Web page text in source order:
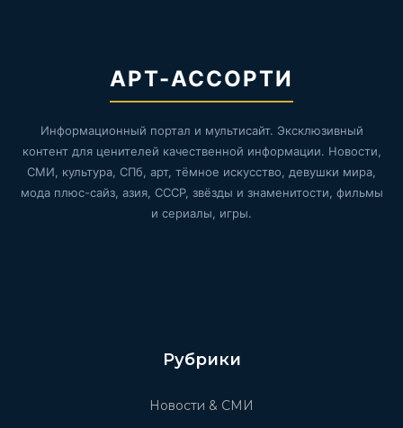
АРТ-АССОРТИ
Информационный портал и мультисайт. Эксклюзивный
контент для ценителей качественной информации. Новости,
СМИ, культура, СПб, арт, тёмное искусство, девушки мира,
мода плюс-сайз, азия, СССР, звёзды и знаменитости, фильмы
и сериалы, игры.
Рубрики
Новости & СМИ